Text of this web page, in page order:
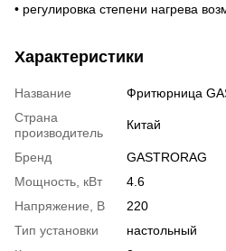
• регулировка степени нагрева
Характеристики
Название
Фритюрница
Страна
производитель
Китай
Бренд
GASTRORAG
Мощность, кВт
4.6
Напряжение, В
220
Тип установки
настольный